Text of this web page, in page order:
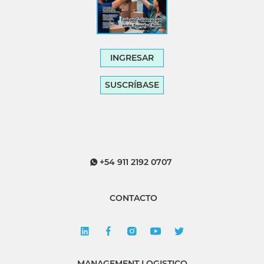
INGRESAR
SUSCRÍBASE
+54 911 2192 0707
CONTACTO